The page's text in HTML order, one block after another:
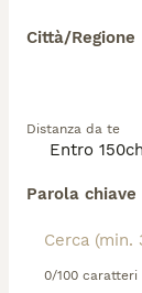
Città/Regione
Distanza da te
Parola chiave
0/100 caratteri